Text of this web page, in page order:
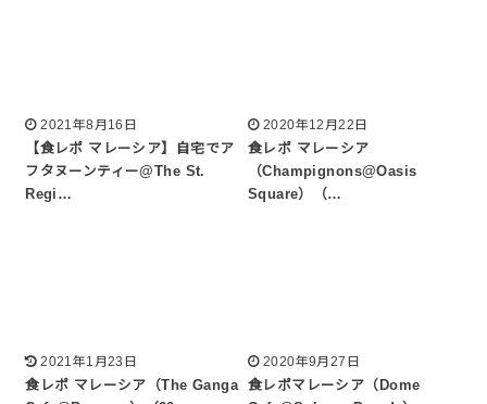
2021年8月16日
【食レポ マレーシア】自宅でア
フタヌーンティー@The St.
Regi…
2020年12月22日
食レポ マレーシア
（Champignons@Oasis
Square）（…
2021年1月23日
食レポ マレーシア（The Ganga
2020年9月27日
食レポマレーシア（Dome